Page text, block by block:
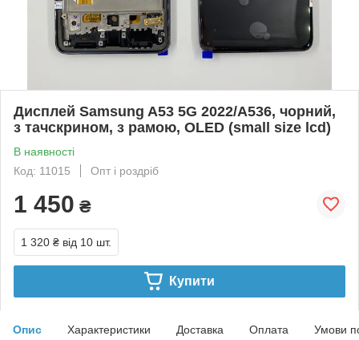
Дисплей Samsung A53 5G 2022/A536, чорний,
з тачскрином, з рамою, OLED (small size lcd)
В наявності
Код: 11015
Опт і роздріб
1 450 ₴
1 320 ₴ від 10 шт.
Купити
Опис Характеристики Доставка Оплата Умови